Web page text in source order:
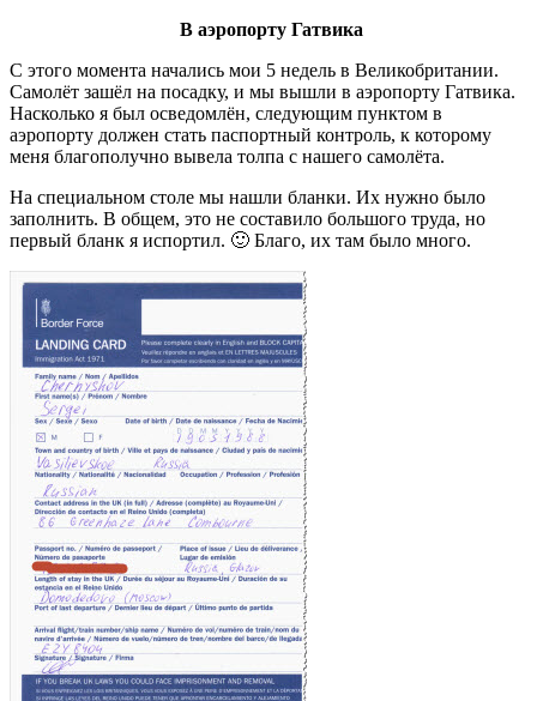
В аэропорту Гатвика
С этого момента начались мои 5 недель в Великобритании.
Самолёт зашёл на посадку, и мы вышли в аэропорту Гатвика.
Насколько я был осведомлён, следующим пунктом в
аэропорту должен стать паспортный контроль, к которому
меня благополучно вывела толпа с нашего самолёта.
На специальном столе мы нашли бланки. Их нужно было
заполнить. В общем, это не составило большого труда, но
первый бланк я испортил. 🙂 Благо, их там было много.